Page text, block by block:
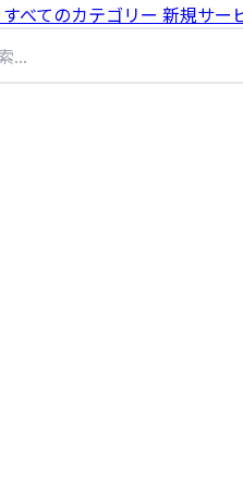
すべてのカテゴリー 新規サー